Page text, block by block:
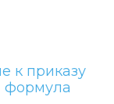
к приказу
формула